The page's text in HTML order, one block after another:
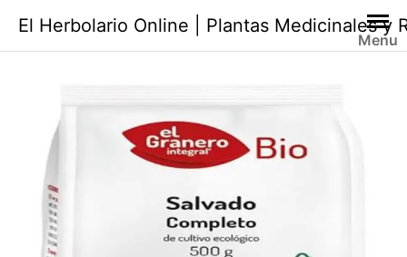
contenido
El Herbolario Online | Plantas Medicinales y
Menu